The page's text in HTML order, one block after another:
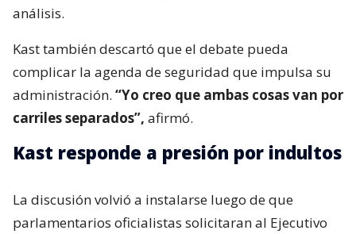
análisis.
Kast también descartó que el debate pueda
complicar la agenda de seguridad que impulsa su
administración. “Yo creo que ambas cosas van por
carriles separados”, afirmó.
Kast responde a presión por indultos
La discusión volvió a instalarse luego de que
parlamentarios oficialistas solicitaran al Ejecutivo